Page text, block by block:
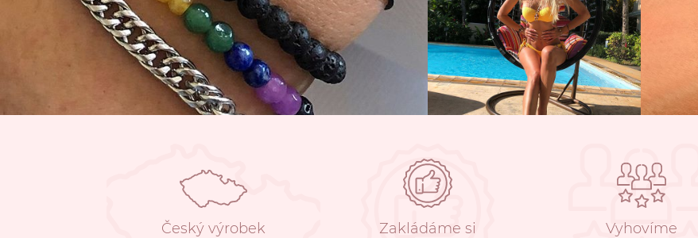
Český výrobek
Zakládáme si
Vyhovíme